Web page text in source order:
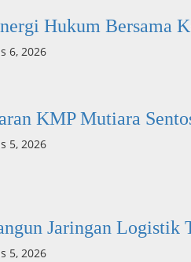
Hukum Bersama
6, 2026
KMP Mutiara
5, 2026
Jaringan Logistik
5, 2026